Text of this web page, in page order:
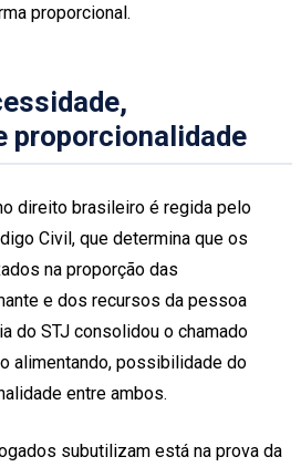
proporcional.
proporcionalidade
direito brasileiro é regida pelo
Civil, que determina que os
na proporção das
e dos recursos da pessoa
do STJ consolidou o chamado
alimentando, possibilidade do
entre ambos.
subutilizam está na prova da